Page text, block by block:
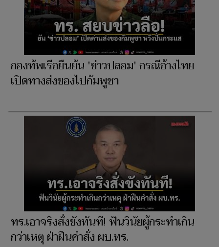
กองทัพเรือยืนยัน 'ข่าวปลอม' กรณีอ้างไทย
เปิดทางส่งของไปกัมพูชา
ทร.เอาจริงสั่งขังทันที! ฟันวินัยผู้กระทำเกิน
กว่าเหตุ ฝ่าฝืนคำสั่ง ผบ.ทร.